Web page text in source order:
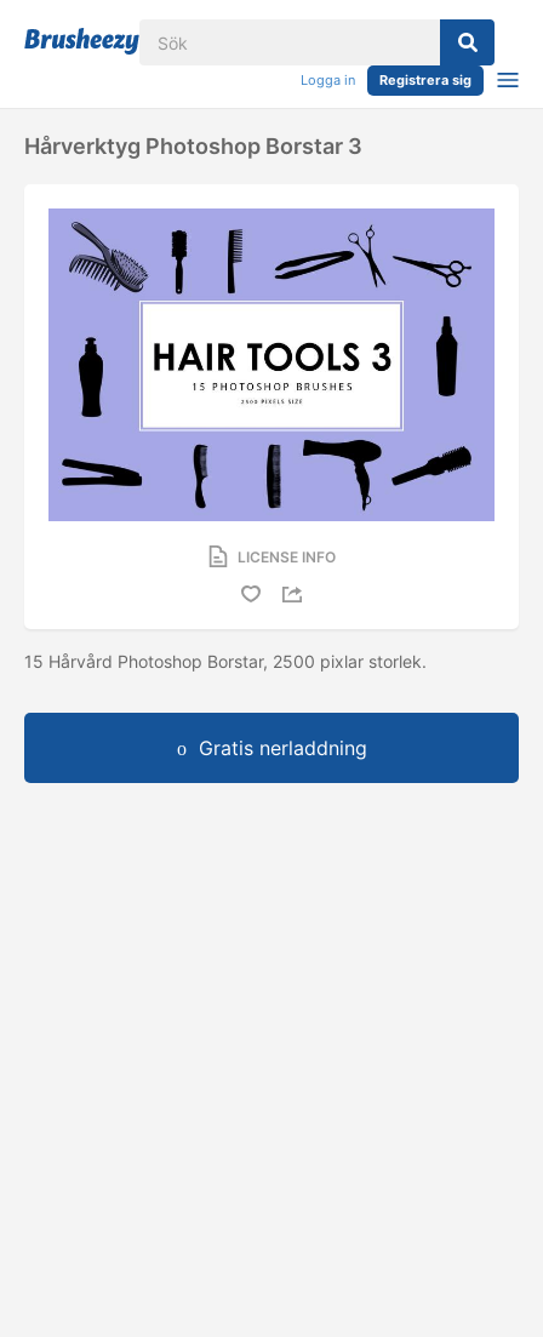
Logga in Registrera sig
Hårverktyg Photoshop Borstar 3
LICENSE INFO
15 Hårvård Photoshop Borstar, 2500 pixlar storlek.
Gratis nerladdning